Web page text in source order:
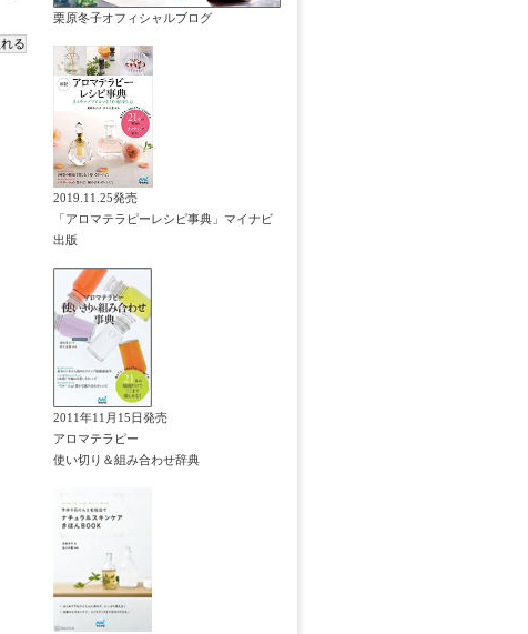
栗原冬子オフィシャルブログ
2019.11.25発売
「アロマテラピーレシピ事典」マイナビ
出版
2011年11月15日発売
アロマテラピー
使い切り＆組み合わせ辞典